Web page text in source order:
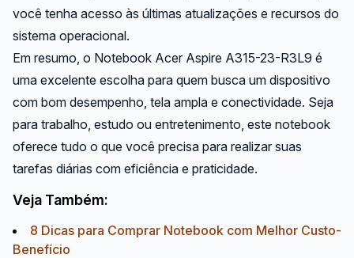
você tenha acesso às últimas atualizações e recursos do
sistema operacional.
Em resumo, o Notebook Acer Aspire A315-23-R3L9 é
uma excelente escolha para quem busca um dispositivo
com bom desempenho, tela ampla e conectividade. Seja
para trabalho, estudo ou entretenimento, este notebook
oferece tudo o que você precisa para realizar suas
tarefas diárias com eficiência e praticidade.
Veja Também:
8 Dicas para Comprar Notebook com Melhor Custo-
Benefício